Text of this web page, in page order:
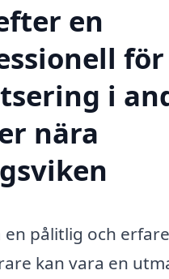
en
för
i
nära
pålitlig och
kan vara en